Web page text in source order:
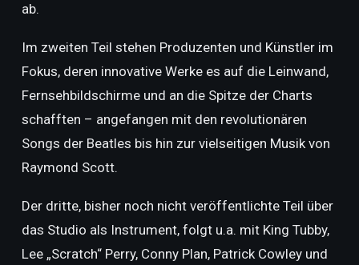
ab.
Im zweiten Teil stehen Produzenten und Künstler im
Fokus, deren innovative Werke es auf die Leinwand,
Fernsehbildschirme und an die Spitze der Charts
schafften – angefangen mit den revolutionären
Songs der Beatles bis hin zur vielseitigen Musik von
Raymond Scott.
Der dritte, bisher noch nicht veröffentlichte Teil über
das Studio als Instrument, folgtu.a. mit King Tubby,
Lee „Scratch“ Perry, Conny Plan, Patrick Cowley und